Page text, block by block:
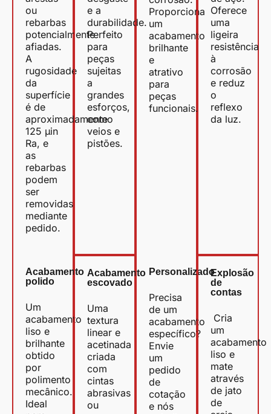
ou
rebarbas
potencialmente
afiadas.
A
rugosidade
da
superfície
é de
aproximadamente
125 µin
Ra, e
as
rebarbas
podem
ser
removidas
mediante
pedido.
e a
durabilidade.
Perfeito
para
peças
sujeitas
a
grandes
esforços,
como
veios e
pistões.
Proporciona
um
acabamento
brilhante
e
atrativo
para
peças
funcionais.
Oferece
uma
ligeira
resistência
à
corrosão
e reduz
o
reflexo
da luz.
Acabamento
polido
Um
acabamento
liso e
brilhante
obtido
por
polimento
mecânico.
Ideal
Acabamento
escovado
Uma
textura
linear e
acetinada
criada
com
cintas
abrasivas
ou
Personalizado
Precisa
de um
acabamento
específico?
Envie
um
pedido
de
cotação
e nós
Explosão
de
contas
Cria
um
acabamento
liso e
mate
através
de jato
de